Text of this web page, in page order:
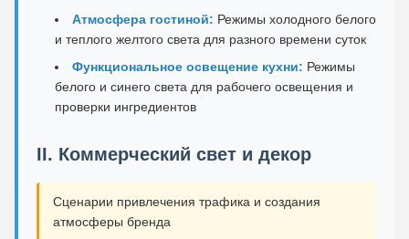
Атмосфера гостиной: Режимы холодного белого
и теплого желтого света для разного времени суток
Функциональное освещение кухни: Режимы
белого и синего света для рабочего освещения и
проверки ингредиентов
II. Коммерческий свет и декор
Сценарии привлечения трафика и создания
атмосферы бренда